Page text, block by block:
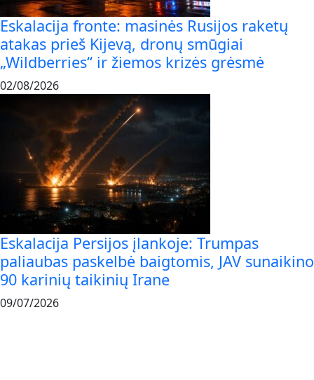
Eskalacija fronte: masinės Rusijos raketų
atakas prieš Kijevą, dronų smūgiai
„Wildberries“ ir žiemos krizės grėsmė
02/08/2026
Eskalacija Persijos įlankoje: Trumpas
paliaubas paskelbė baigtomis, JAV sunaikino
90 karinių taikinių Irane
09/07/2026